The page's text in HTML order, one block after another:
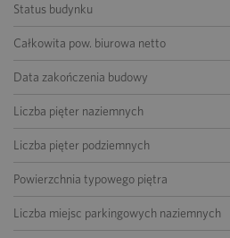
Status budynku
Całkowita pow. biurowa netto
Data zakończenia budowy
Liczba pięter naziemnych
Liczba pięter podziemnych
Powierzchnia typowego piętra
Liczba miejsc parkingowych naziemnych